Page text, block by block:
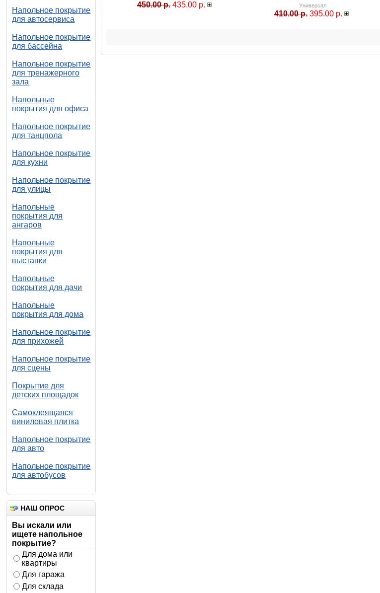
Напольное покрытие
для автосервиса
Напольное покрытие
для бассейна
Напольное покрытие
для тренажерного
зала
Напольные
покрытия для офиса
Напольное покрытие
для танцпола
Напольное покрытие
для кухни
Напольное покрытие
для улицы
Напольные
покрытия для
ангаров
Напольные
покрытия для
выставки
Напольные
покрытия для дачи
Напольные
покрытия для дома
Напольное покрытие
для прихожей
Напольное покрытие
для сцены
Покрытие для
детских площадок
Самоклеящаяся
виниловая плитка
Напольное покрытие
для авто
Напольное покрытие
для автобусов
НАШ ОПРОС
Вы искали или
ищете напольное
покрытие?
Для дома или
квартиры
Для гаража
Для склада
450.00 р. 435.00 р.
Универсал
410.00 р. 395.00 р.